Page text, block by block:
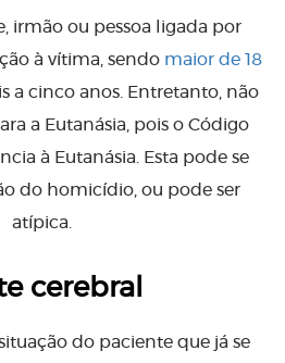
irmão ou pessoa ligada por
à vítima, sendo maior de 18
a cinco anos. Entretanto, não
a Eutanásia, pois o Código
à Eutanásia. Esta pode se
do homicídio, ou pode ser
atípica.
cerebral
do paciente que já se